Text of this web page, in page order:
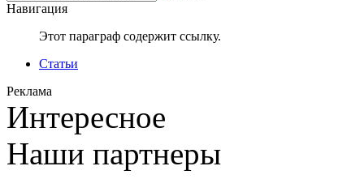
Навигация
Этот параграф содержит ссылку.
Статьи
Реклама
Интересное
Наши партнеры